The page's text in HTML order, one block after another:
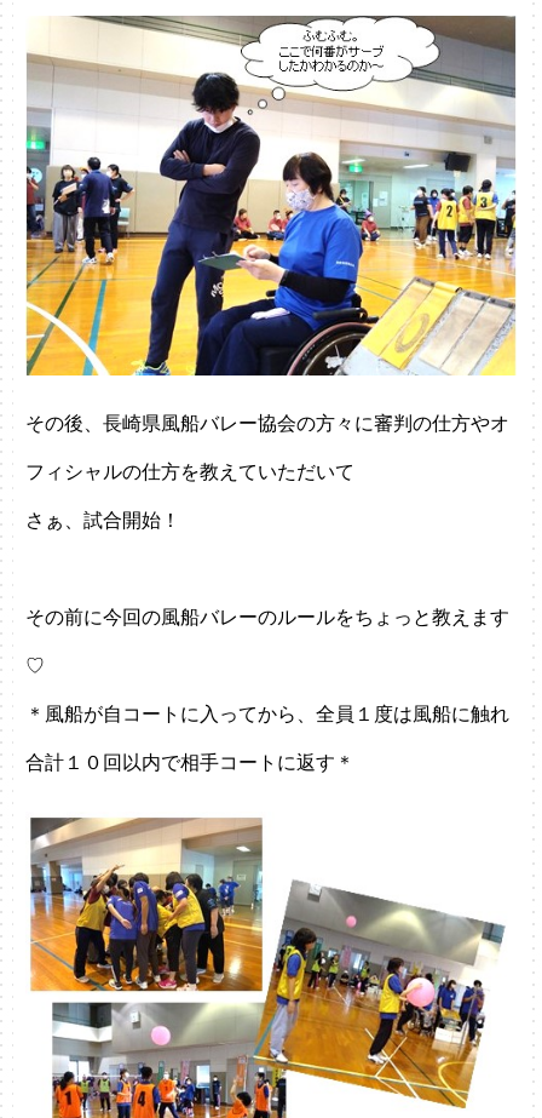
その後、長崎県風船バレー協会の方々に審判の仕方やオ
フィシャルの仕方を教えていただいて
さぁ、試合開始！
その前に今回の風船バレーのルールをちょっと教えます
♡
＊風船が自コートに入ってから、全員１度は風船に触れ
合計１０回以内で相手コートに返す＊